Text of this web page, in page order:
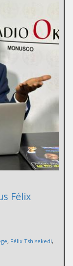
Félix
, Félix Tshisekedi,